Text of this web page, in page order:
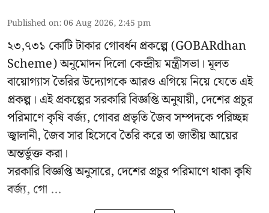
Published on:06 Aug 2026, 2:45 pm
২৩,৭৩১ কোটি টাকার গোবর্ধন প্রকল্পে (GOBARdhan
Scheme) অনুমোদন দিলো কেন্দ্রীয় মন্ত্রীসভা। মূলত
বায়োগ্যাস তৈরির উদ্যোগকে আরও এগিয়ে নিয়ে যেতে এই
প্রকল্প। এই প্রকল্পের সরকারি বিজ্ঞপ্তি অনুযায়ী, দেশের প্রচুর
পরিমাণে কৃষি বর্জ্য, গোবর প্রভৃতি জৈব সম্পদকে পরিচ্ছন্ন
জ্বালানী, জৈব সার হিসেবে তৈরি করে তা জাতীয় আয়ের
অন্তর্ভুক্ত করা।
সরকারি বিজ্ঞপ্তি অনুসারে, দেশের প্রচুর পরিমাণে থাকা কৃষি
বর্জ্য, গো ...